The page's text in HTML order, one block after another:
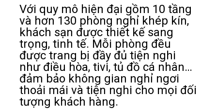
Với quy mô hiện đại gồm 10 tầng
và hơn 130 phòng nghỉ khép kín,
khách sạn được thiết kế sang
trọng, tinh tế. Mỗi phòng đều
được trang bị đầy đủ tiện nghi
như điều hòa, tivi, tủ đồ cá nhân…
đảm bảo không gian nghỉ ngơi
thoải mái và tiện nghi cho mọi đối
tượng khách hàng.